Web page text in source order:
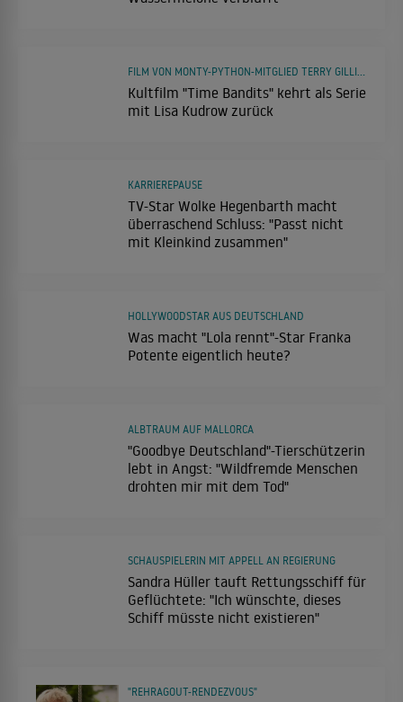
Kultfilm "Time Bandits" kehrt als Serie
mit Lisa Kudrow zurück
TV-Star Wolke Hegenbarth macht
überraschend Schluss: "Passt nicht
mit Kleinkind zusammen"
KARRIEREPAUSE
Was macht "Lola rennt"-Star Franka
Potente eigentlich heute?
HOLLYWOODSTAR AUS DEUTSCHLAND
"Goodbye Deutschland"-Tierschützerin
lebt in Angst: "Wildfremde Menschen
drohten mir mit dem Tod"
ALBTRAUM AUF MALLORCA
Sandra Hüller tauft Rettungsschiff für
Geflüchtete: "Ich wünschte, dieses
Schiff müsste nicht existieren"
SCHAUSPIELERIN MIT APPELL AN REGIERUNG
"REHRAGOUT-RENDEZVOUS"